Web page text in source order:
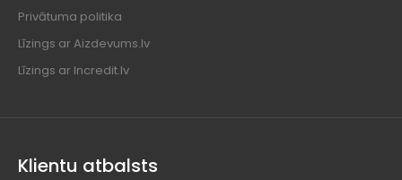
Privātuma politika
Līzings ar Aizdevums.lv
Līzings ar Incredit.lv
Klientu atbalsts